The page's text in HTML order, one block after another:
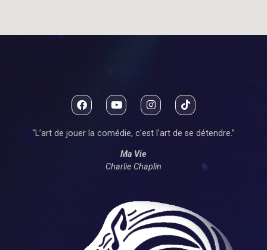
“L’art de jouer la comédie, c’est l’art de se détendre.”
Ma Vie
Charlie Chaplin